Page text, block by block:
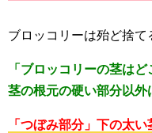
ブロッコリーは殆ど捨て
「ブロッコリーの茎は
茎の根元の硬い部分以外
「つぼみ部分」下の太